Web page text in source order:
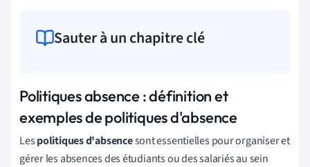
Sauter à un chapitre clé
Politiques absence : définition et
exemples de politiques d'absence
Lespolitiques d'absencesont essentielles pour organiser et
gérer les absences des étudiants ou des salariés au sein